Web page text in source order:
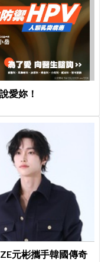
愛妳！
元彬攜手韓國傳奇